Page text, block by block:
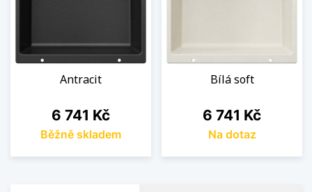
Antracit
Cena
6 741 Kč
Běžně skladem
Bílá soft
Cena
6 741 Kč
Na dotaz